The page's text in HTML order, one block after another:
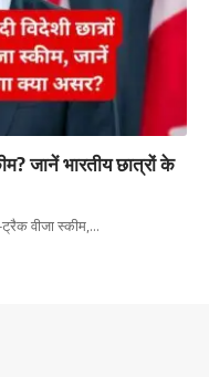
जानें भारतीय छात्रों के
ट्रैक वीजा स्कीम,…